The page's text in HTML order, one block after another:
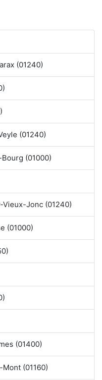
(01240)
(01240)
(01000)
Jonc (01240)
(01000)
(01400)
(01160)